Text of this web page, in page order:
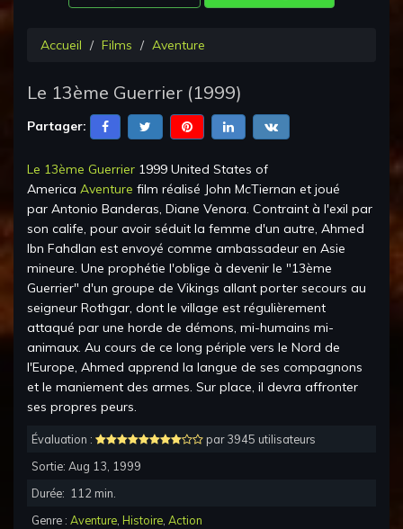
Accueil Films Aventure
Le 13ème Guerrier (1999)
Partager:
Le 13ème Guerrier 1999 United States of
America Aventure film réalisé John McTiernan et joué
par Antonio Banderas, Diane Venora. Contraint à l'exil par
son calife, pour avoir séduit la femme d'un autre, Ahmed
Ibn Fahdlan est envoyé comme ambassadeur en Asie
mineure. Une prophétie l'oblige à devenir le "13ème
Guerrier" d'un groupe de Vikings allant porter secours au
seigneur Rothgar, dont le village est régulièrement
attaqué par une horde de démons, mi-humains mi-
animaux. Au cours de ce long périple vers le Nord de
l'Europe, Ahmed apprend la langue de ses compagnons
et le maniement des armes. Sur place, il devra affronter
ses propres peurs.
Évaluation :
par 3945 utilisateurs
Sortie: Aug 13, 1999
Durée: 112 min.
Genre : Aventure Histoire Action